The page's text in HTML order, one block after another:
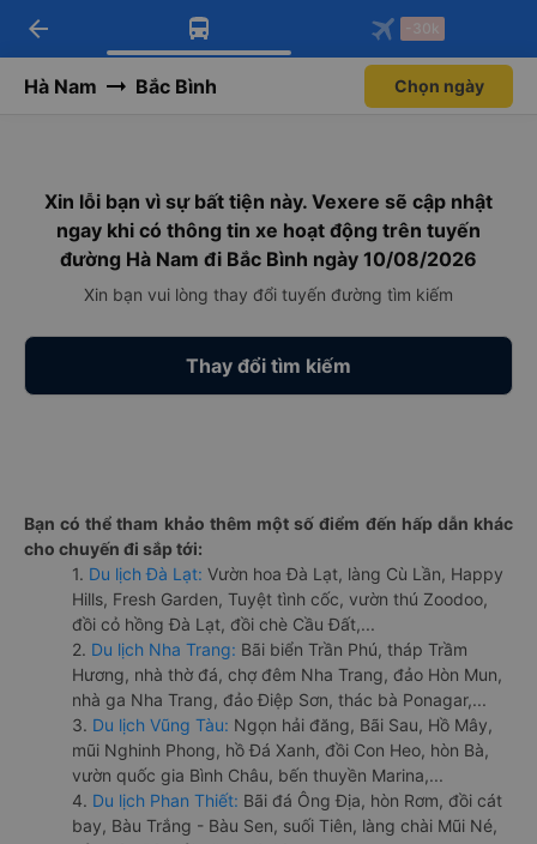
Tải app Vexere ngay!
Nhận ưu đãi thành viên độc
Mở app
Tải app Vexere
-30k/ghế khi đặt vé máy bay qua
Mở app
arrow_back -30k
Hà Nam Bắc Bình Chọn ngày
Xin lỗi bạn vì sự bất tiện này. Vexere sẽ cập nhật
ngay khi có thông tin xe hoạt động trên tuyến
đường Hà Nam đi Bắc Bình ngày 10/08/2026
Xin bạn vui lòng thay đổi tuyến đường tìm kiếm
Thay đổi tìm kiếm
Bạn có thể tham khảo thêm một số điểm đến hấp dẫn khác
cho chuyến đi sắp tới:
1. Du lịch Đà Lạt: Vườn hoa Đà Lạt, làng Cù Lần, Happy
Hills, Fresh Garden, Tuyệt tình cốc, vườn thú Zoodoo,
đồi cỏ hồng Đà Lạt, đồi chè Cầu Đất,...
2. Du lịch Nha Trang: Bãi biển Trần Phú, tháp Trầm
Hương, nhà thờ đá, chợ đêm Nha Trang, đảo Hòn Mun,
nhà ga Nha Trang, đảo Điệp Sơn, thác bà Ponagar,...
3. Du lịch Vũng Tàu: Ngọn hải đăng, Bãi Sau, Hồ Mây,
mũi Nghinh Phong, hồ Đá Xanh, đồi Con Heo, hòn Bà,
vườn quốc gia Bình Châu, bến thuyền Marina,...
4. Du lịch Phan Thiết: Bãi đá Ông Địa, hòn Rơm, đồi cát
bay, Bàu Trắng - Bàu Sen, suối Tiên, làng chài Mũi Né,